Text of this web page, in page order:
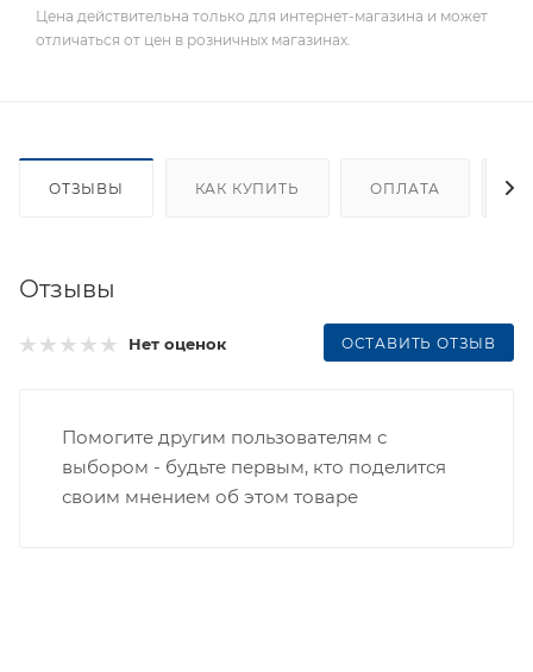
Цена действительна только для интернет-магазина и может
отличаться от цен в розничных магазинах.
ОТЗЫВЫ КАК КУПИТЬ ОПЛАТА
Отзывы
Нет оценок ОСТАВИТЬ ОТЗЫВ
Помогите другим пользователям с
выбором - будьте первым, кто поделится
своим мнением об этом товаре